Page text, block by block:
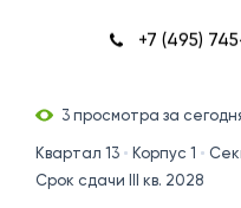
+7 (495)
3 просмотра за
Квартал 13 Корпус 1
Срок сдачи III кв. 2028